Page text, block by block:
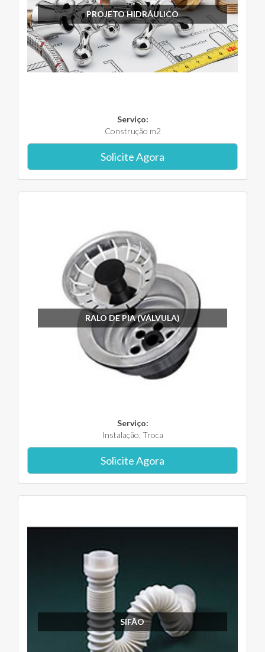
PROJETO HIDRÁULICO
Serviço:
Construção m2
Solicite Agora
RALO DE PIA (VÁLVULA)
Serviço:
Instalação, Troca
Solicite Agora
SIFÃO